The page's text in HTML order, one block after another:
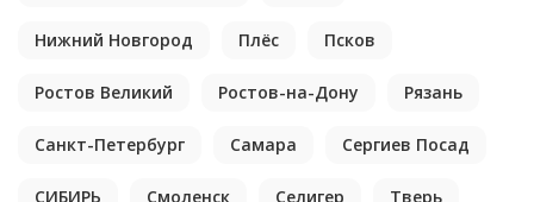
Нижний Новгород Плёс Псков
Ростов Великий Ростов-на-Дону Рязань
Санкт-Петербург Самара Сергиев Посад
СИБИРЬ Смоленск Селигер Тверь